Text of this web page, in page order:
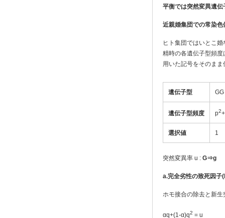
平衡では突然変異遺
近親婚集団での常染色
ヒト集団ではいとこ
精時の各遺伝子型頻
用いた記号をそのま
遺伝子型 GG
遺伝子型頻度 p2
選択値 1
突然変異率 u : G⇒g
a.完全劣性の致死因子
ホモ接合の除去と新
αq+(1-α)q2 = u